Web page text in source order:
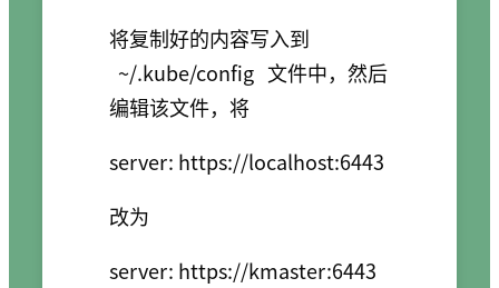
将复制好的内容写入到
~/.kube/config 文件中，然后
编辑该文件，将
server: https://localhost:6443
改为
server: https://kmaster:6443